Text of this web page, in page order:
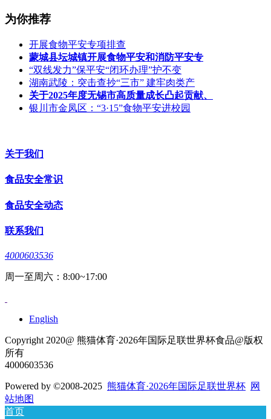
为你推荐
开展食物平安专项排查
蒙城县坛城镇开展食物平安和消防平安专
“双线发力”保平安“闭环办理”护不变
湖南武陵：突击查抄“三市” 建牢肉类产
关于2025年度无锡市高质量成长凸起贡献、
银川市金凤区：“3·15”食物平安进校园
关于我们
食品安全常识
食品安全动态
联系我们
4000603536
周一至周六：8:00~17:00
English
Copyright 2020@ 熊猫体育·2026年国际足联世界杯食品@版权
所有
4000603536
Powered by ©2008-2025 熊猫体育·2026年国际足联世界杯 网
站地图
首页